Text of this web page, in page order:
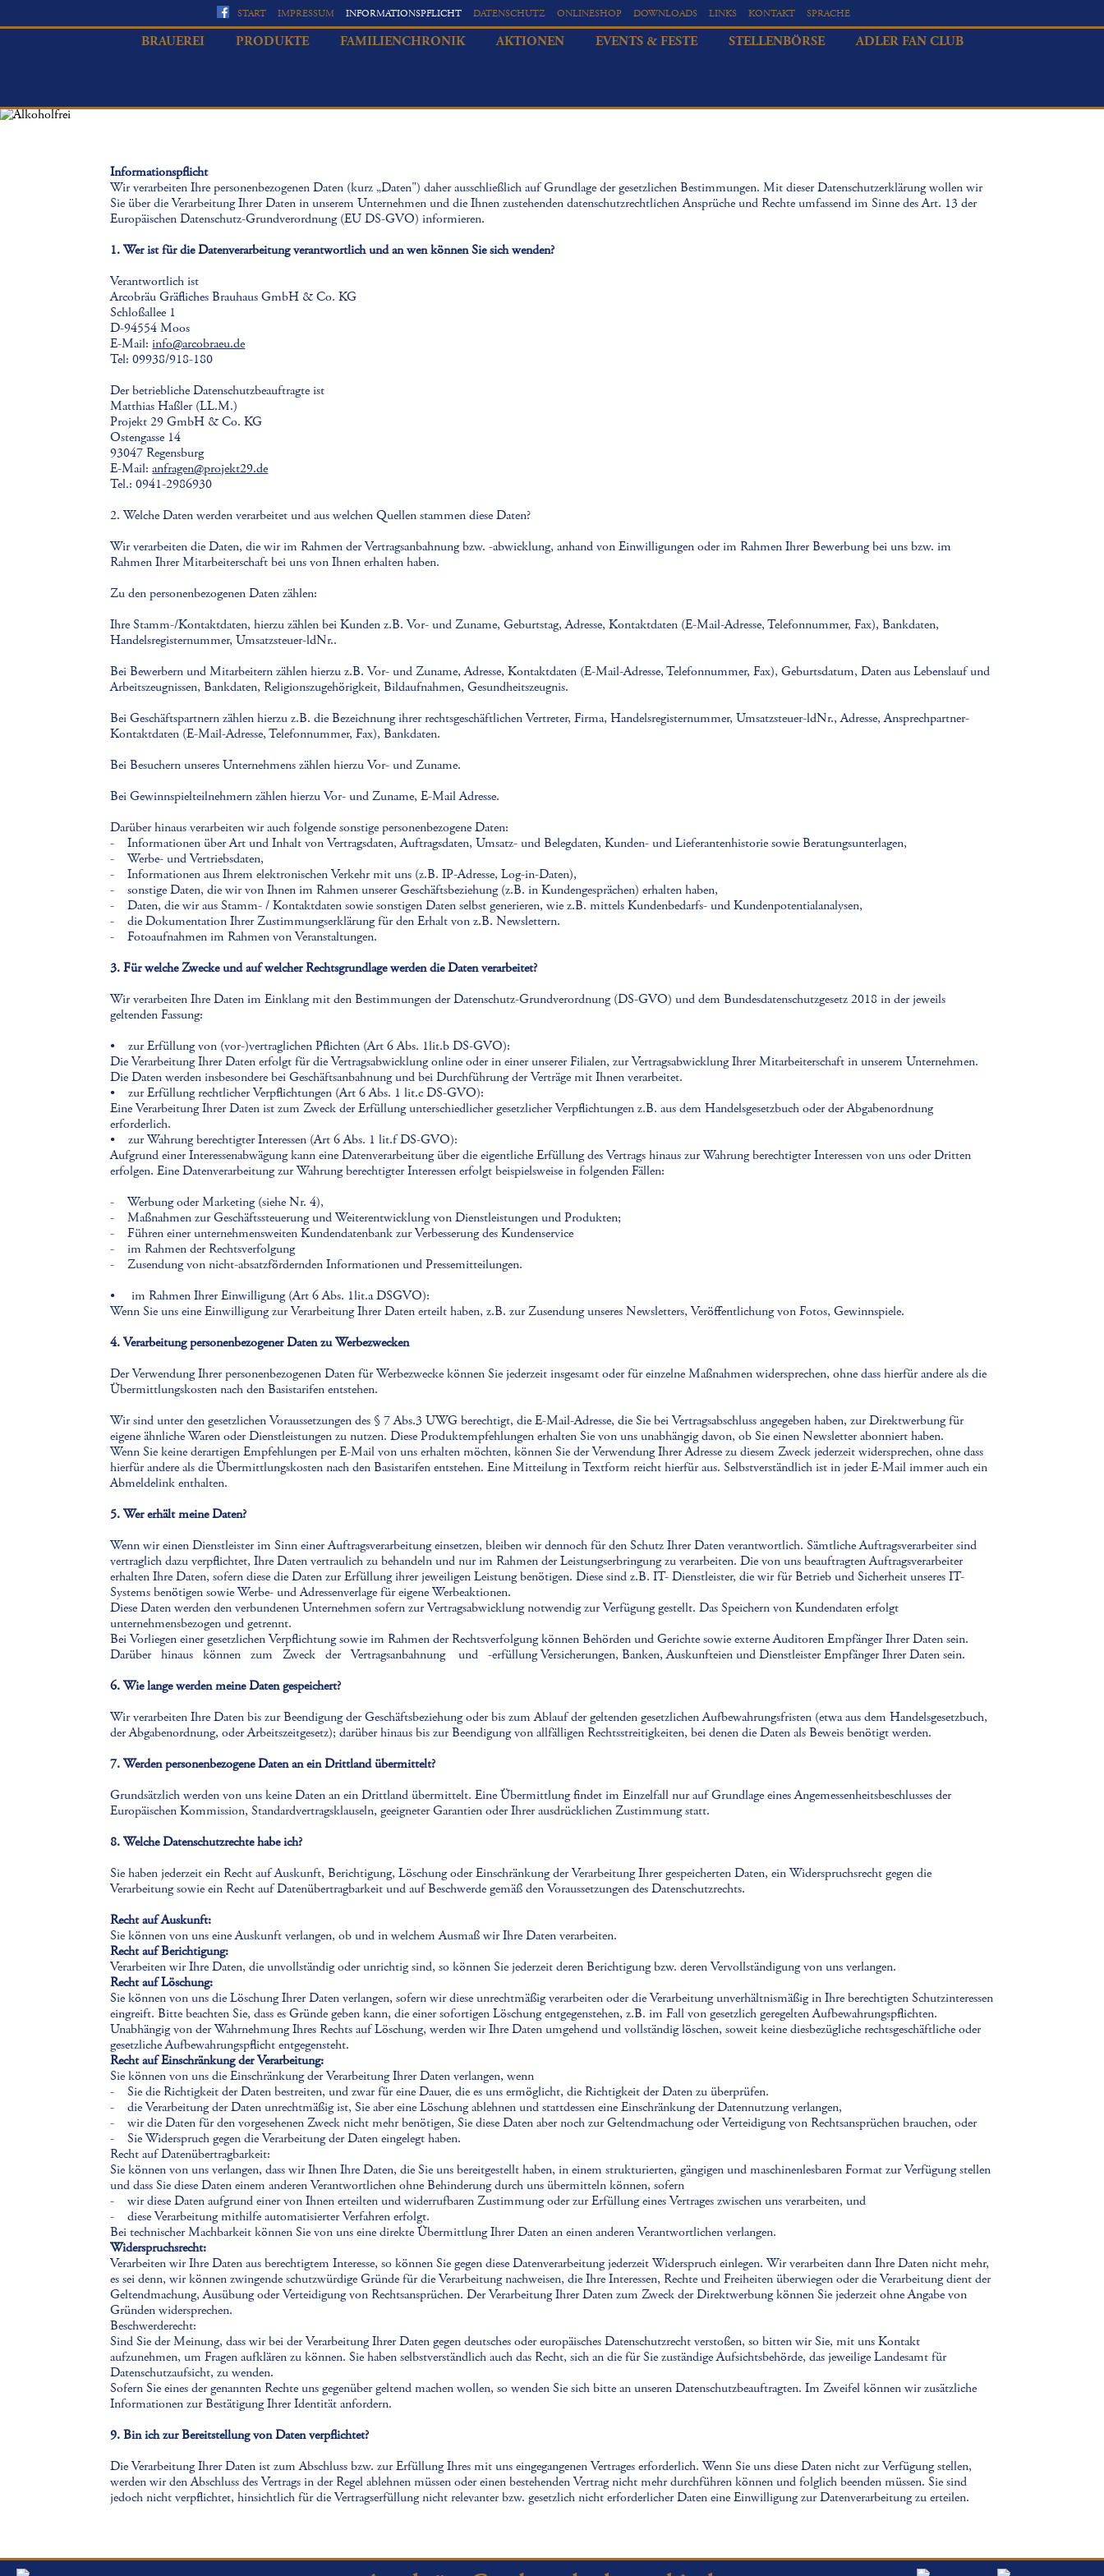
START IMPRESSUM INFORMATIONSPFLICHT DATENSCHUTZ ONLINESHOP DOWNLOADS LINKS KONTAKT SPRACHE
BRAUEREI PRODUKTE FAMILIENCHRONIK AKTIONEN EVENTS & FESTE STELLENBÖRSE ADLER FAN CLUB
Informationspflicht
Wir verarbeiten Ihre personenbezogenen Daten (kurz „Daten") daher ausschließlich auf Grundlage der gesetzlichen Bestimmungen. Mit dieser Datenschutzerklärung wollen wir
Sie über die Verarbeitung Ihrer Daten in unserem Unternehmen und die Ihnen zustehenden datenschutzrechtlichen Ansprüche und Rechte umfassend im Sinne des Art. 13 der
Europäischen Datenschutz-Grundverordnung (EU DS-GVO) informieren.
1. Wer ist für die Datenverarbeitung verantwortlich und an wen können Sie sich wenden?
Verantwortlich ist
Arcobräu Gräfliches Brauhaus GmbH & Co. KG
Schloßallee 1
D-94554 Moos
E-Mail:info@arcobraeu.de
Tel: 09938/918-180
Der betriebliche Datenschutzbeauftragte ist
Matthias Haßler (LL.M.)
Projekt 29 GmbH & Co. KG
Ostengasse 14
93047 Regensburg
E-Mail:anfragen@projekt29.de
Tel.: 0941-2986930
2. Welche Daten werden verarbeitet und aus welchen Quellen stammen diese Daten?
Wir verarbeiten die Daten, die wir im Rahmen der Vertragsanbahnung bzw. -abwicklung, anhand von Einwilligungen oder im Rahmen Ihrer Bewerbung bei uns bzw. im
Rahmen Ihrer Mitarbeiterschaft bei uns von Ihnen erhalten haben.
Zu den personenbezogenen Daten zählen:
Ihre Stamm-/Kontaktdaten, hierzu zählen bei Kunden z.B. Vor- und Zuname, Geburtstag, Adresse, Kontaktdaten (E-Mail-Adresse, Telefonnummer, Fax), Bankdaten,
Handelsregisternummer, Umsatzsteuer-ldNr..
Bei Bewerbern und Mitarbeitern zählen hierzu z.B. Vor- und Zuname, Adresse, Kontaktdaten (E-Mail-Adresse, Telefonnummer, Fax), Geburtsdatum, Daten aus Lebenslauf und
Arbeitszeugnissen, Bankdaten, Religionszugehörigkeit, Bildaufnahmen, Gesundheitszeugnis.
Bei Geschäftspartnern zählen hierzu z.B. die Bezeichnung ihrer rechtsgeschäftlichen Vertreter, Firma, Handelsregisternummer, Umsatzsteuer-ldNr., Adresse, Ansprechpartner-
Kontaktdaten (E-Mail-Adresse, Telefonnummer, Fax), Bankdaten.
Bei Besuchern unseres Unternehmens zählen hierzu Vor- und Zuname.
Bei Gewinnspielteilnehmern zählen hierzu Vor- und Zuname, E-Mail Adresse.
Darüber hinaus verarbeiten wir auch folgende sonstige personenbezogene Daten:
- Informationen über Art und Inhalt von Vertragsdaten, Auftragsdaten, Umsatz- und Belegdaten, Kunden- und Lieferantenhistorie sowie Beratungsunterlagen,
- Werbe- und Vertriebsdaten,
- Informationen aus Ihrem elektronischen Verkehr mit uns (z.B. IP-Adresse, Log-in-Daten),
- sonstige Daten, die wir von Ihnen im Rahmen unserer Geschäftsbeziehung (z.B. in Kundengesprächen) erhalten haben,
- Daten, die wir aus Stamm- / Kontaktdaten sowie sonstigen Daten selbst generieren, wie z.B. mittels Kundenbedarfs- und Kundenpotentialanalysen,
- die Dokumentation Ihrer Zustimmungserklärung für den Erhalt von z.B. Newslettern.
- Fotoaufnahmen im Rahmen von Veranstaltungen.
3. Für welche Zwecke und auf welcher Rechtsgrundlage werden die Daten verarbeitet?
Wir verarbeiten Ihre Daten im Einklang mit den Bestimmungen der Datenschutz-Grundverordnung (DS-GVO) und dem Bundesdatenschutzgesetz 2018 in der jeweils
geltenden Fassung:
• zur Erfüllung von (vor-)vertraglichen Pflichten (Art 6 Abs. 1lit.b DS-GVO):
Die Verarbeitung Ihrer Daten erfolgt für die Vertragsabwicklung online oder in einer unserer Filialen, zur Vertragsabwicklung Ihrer Mitarbeiterschaft in unserem Unternehmen.
Die Daten werden insbesondere bei Geschäftsanbahnung und bei Durchführung der Verträge mit Ihnen verarbeitet.
• zur Erfüllung rechtlicher Verpflichtungen (Art 6 Abs. 1 lit.c DS-GVO):
Eine Verarbeitung Ihrer Daten ist zum Zweck der Erfüllung unterschiedlicher gesetzlicher Verpflichtungen z.B. aus dem Handelsgesetzbuch oder der Abgabenordnung
erforderlich.
• zur Wahrung berechtigter Interessen (Art 6 Abs. 1 lit.f DS-GVO):
Aufgrund einer Interessenabwägung kann eine Datenverarbeitung über die eigentliche Erfüllung des Vertrags hinaus zur Wahrung berechtigter Interessen von uns oder Dritten
erfolgen. Eine Datenverarbeitung zur Wahrung berechtigter Interessen erfolgt beispielsweise in folgenden Fällen:
- Werbung oder Marketing (siehe Nr. 4),
- Maßnahmen zur Geschäftssteuerung und Weiterentwicklung von Dienstleistungen und Produkten;
- Führen einer unternehmensweiten Kundendatenbank zur Verbesserung des Kundenservice
- im Rahmen der Rechtsverfolgung
- Zusendung von nicht-absatzfördernden Informationen und Pressemitteilungen.
• im Rahmen Ihrer Einwilligung (Art 6 Abs. 1lit.a DSGVO):
Wenn Sie uns eine Einwilligung zur Verarbeitung Ihrer Daten erteilt haben, z.B. zur Zusendung unseres Newsletters, Veröffentlichung von Fotos, Gewinnspiele.
4. Verarbeitung personenbezogener Daten zu Werbezwecken
Der Verwendung Ihrer personenbezogenen Daten für Werbezwecke können Sie jederzeit insgesamt oder für einzelne Maßnahmen widersprechen, ohne dass hierfür andere als die
Übermittlungskosten nach den Basistarifen entstehen.
Wir sind unter den gesetzlichen Voraussetzungen des § 7 Abs.3 UWG berechtigt, die E-Mail-Adresse, die Sie bei Vertragsabschluss angegeben haben, zur Direktwerbung für
eigene ähnliche Waren oder Dienstleistungen zu nutzen. Diese Produktempfehlungen erhalten Sie von uns unabhängig davon, ob Sie einen Newsletter abonniert haben.
Wenn Sie keine derartigen Empfehlungen per E-Mail von uns erhalten möchten, können Sie der Verwendung Ihrer Adresse zu diesem Zweck jederzeit widersprechen, ohne dass
hierfür andere als die Übermittlungskosten nach den Basistarifen entstehen. Eine Mitteilung in Textform reicht hierfür aus. Selbstverständlich ist in jeder E-Mail immer auch ein
Abmeldelink enthalten.
5. Wer erhält meine Daten?
Wenn wir einen Dienstleister im Sinn einer Auftragsverarbeitung einsetzen, bleiben wir dennoch für den Schutz Ihrer Daten verantwortlich. Sämtliche Auftragsverarbeiter sind
vertraglich dazu verpflichtet, Ihre Daten vertraulich zu behandeln und nur im Rahmen der Leistungserbringung zu verarbeiten. Die von uns beauftragten Auftragsverarbeiter
erhalten Ihre Daten, sofern diese die Daten zur Erfüllung ihrer jeweiligen Leistung benötigen. Diese sind z.B. IT- Dienstleister, die wir für Betrieb und Sicherheit unseres IT-
Systems benötigen sowie Werbe- und Adressenverlage für eigene Werbeaktionen.
Diese Daten werden den verbundenen Unternehmen sofern zur Vertragsabwicklung notwendig zur Verfügung gestellt. Das Speichern von Kundendaten erfolgt
unternehmensbezogen und getrennt.
Bei Vorliegen einer gesetzlichen Verpflichtung sowie im Rahmen der Rechtsverfolgung können Behörden und Gerichte sowie externe Auditoren Empfänger Ihrer Daten sein.
Darüber hinaus können zum Zweck der Vertragsanbahnung und -erfüllung Versicherungen, Banken, Auskunfteien und Dienstleister Empfänger Ihrer Daten sein.
6. Wie lange werden meine Daten gespeichert?
Wir verarbeiten Ihre Daten bis zur Beendigung der Geschäftsbeziehung oder bis zum Ablauf der geltenden gesetzlichen Aufbewahrungsfristen (etwa aus dem Handelsgesetzbuch,
der Abgabenordnung, oder Arbeitszeitgesetz); darüber hinaus bis zur Beendigung von allfälligen Rechtsstreitigkeiten, bei denen die Daten als Beweis benötigt werden.
7. Werden personenbezogene Daten an ein Drittland übermittelt?
Grundsätzlich werden von uns keine Daten an ein Drittland übermittelt. Eine Übermittlung findet im Einzelfall nur auf Grundlage eines Angemessenheitsbeschlusses der
Europäischen Kommission, Standardvertragsklauseln, geeigneter Garantien oder Ihrer ausdrücklichen Zustimmung statt.
8. Welche Datenschutzrechte habe ich?
Sie haben jederzeit ein Recht auf Auskunft, Berichtigung, Löschung oder Einschränkung der Verarbeitung Ihrer gespeicherten Daten, ein Widerspruchsrecht gegen die
Verarbeitung sowie ein Recht auf Datenübertragbarkeit und auf Beschwerde gemäß den Voraussetzungen des Datenschutzrechts.
Recht auf Auskunft:
Sie können von uns eine Auskunft verlangen, ob und in welchem Ausmaß wir Ihre Daten verarbeiten.
Recht auf Berichtigung:
Verarbeiten wir Ihre Daten, die unvollständig oder unrichtig sind, so können Sie jederzeit deren Berichtigung bzw. deren Vervollständigung von uns verlangen.
Recht auf Löschung:
Sie können von uns die Löschung Ihrer Daten verlangen, sofern wir diese unrechtmäßig verarbeiten oder die Verarbeitung unverhältnismäßig in Ihre berechtigten Schutzinteressen
eingreift. Bitte beachten Sie, dass es Gründe geben kann, die einer sofortigen Löschung entgegenstehen, z.B. im Fall von gesetzlich geregelten Aufbewahrungspflichten.
Unabhängig von der Wahrnehmung Ihres Rechts auf Löschung, werden wir Ihre Daten umgehend und vollständig löschen, soweit keine diesbezügliche rechtsgeschäftliche oder
gesetzliche Aufbewahrungspflicht entgegensteht.
Recht auf Einschränkung der Verarbeitung:
Sie können von uns die Einschränkung der Verarbeitung Ihrer Daten verlangen, wenn
- Sie die Richtigkeit der Daten bestreiten, und zwar für eine Dauer, die es uns ermöglicht, die Richtigkeit der Daten zu überprüfen.
- die Verarbeitung der Daten unrechtmäßig ist, Sie aber eine Löschung ablehnen und stattdessen eine Einschränkung der Datennutzung verlangen,
- wir die Daten für den vorgesehenen Zweck nicht mehr benötigen, Sie diese Daten aber noch zur Geltendmachung oder Verteidigung von Rechtsansprüchen brauchen, oder
- Sie Widerspruch gegen die Verarbeitung der Daten eingelegt haben.
Recht auf Datenübertragbarkeit:
Sie können von uns verlangen, dass wir Ihnen Ihre Daten, die Sie uns bereitgestellt haben, in einem strukturierten, gängigen und maschinenlesbaren Format zur Verfügung stellen
und dass Sie diese Daten einem anderen Verantwortlichen ohne Behinderung durch uns übermitteln können, sofern
- wir diese Daten aufgrund einer von Ihnen erteilten und widerrufbaren Zustimmung oder zur Erfüllung eines Vertrages zwischen uns verarbeiten, und
- diese Verarbeitung mithilfe automatisierter Verfahren erfolgt.
Bei technischer Machbarkeit können Sie von uns eine direkte Übermittlung Ihrer Daten an einen anderen Verantwortlichen verlangen.
Widerspruchsrecht:
Verarbeiten wir Ihre Daten aus berechtigtem Interesse, so können Sie gegen diese Datenverarbeitung jederzeit Widerspruch einlegen. Wir verarbeiten dann Ihre Daten nicht mehr,
es sei denn, wir können zwingende schutzwürdige Gründe für die Verarbeitung nachweisen, die Ihre Interessen, Rechte und Freiheiten überwiegen oder die Verarbeitung dient der
Geltendmachung, Ausübung oder Verteidigung von Rechtsansprüchen. Der Verarbeitung Ihrer Daten zum Zweck der Direktwerbung können Sie jederzeit ohne Angabe von
Gründen widersprechen.
Beschwerderecht:
Sind Sie der Meinung, dass wir bei der Verarbeitung Ihrer Daten gegen deutsches oder europäisches Datenschutzrecht verstoßen, so bitten wir Sie, mit uns Kontakt
aufzunehmen, um Fragen aufklären zu können. Sie haben selbstverständlich auch das Recht, sich an die für Sie zuständige Aufsichtsbehörde, das jeweilige Landesamt für
Datenschutzaufsicht, zu wenden.
Sofern Sie eines der genannten Rechte uns gegenüber geltend machen wollen, so wenden Sie sich bitte an unseren Datenschutzbeauftragten. Im Zweifel können wir zusätzliche
Informationen zur Bestätigung Ihrer Identität anfordern.
9. Bin ich zur Bereitstellung von Daten verpflichtet?
Die Verarbeitung Ihrer Daten ist zum Abschluss bzw. zur Erfüllung Ihres mit uns eingegangenen Vertrages erforderlich. Wenn Sie uns diese Daten nicht zur Verfügung stellen,
werden wir den Abschluss des Vertrags in der Regel ablehnen müssen oder einen bestehenden Vertrag nicht mehr durchführen können und folglich beenden müssen. Sie sind
jedoch nicht verpflichtet, hinsichtlich für die Vertragserfüllung nicht relevanter bzw. gesetzlich nicht erforderlicher Daten eine Einwilligung zur Datenverarbeitung zu erteilen.